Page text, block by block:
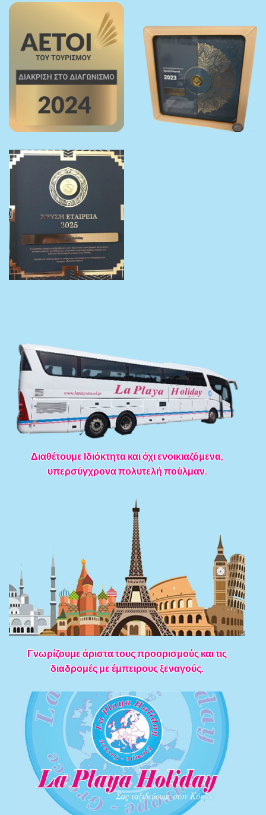
Διαθέτουμε Ιδιόκτητα και όχι ενοικιαζόμενα,
υπερσύγχρονα πολυτελή πούλμαν.
Γνωρίζουμε άριστα τους προορισμούς και τις
διαδρομές με έμπειρους ξεναγούς.